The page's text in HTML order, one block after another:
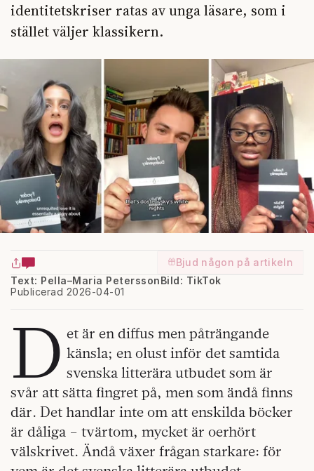
identitetskriser ratas av unga läsare, som i
stället väljer klassikern.
Bjud någon på artikeln
Text: Pella–Maria Petersson
Publicerad 2026-04-01
Bild: TikTok
D et är en diffus men påträngande
känsla; en olust inför det samtida
svenska litterära utbudet som är
svår att sätta fingret på, men som ändå finns
där. Det handlar inte om att enskilda böcker
är dåliga – tvärtom, mycket är oerhört
välskrivet. Ändå växer frågan starkare: för